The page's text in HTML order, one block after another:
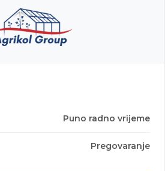
Puno radno vrijeme
Pregovaranje